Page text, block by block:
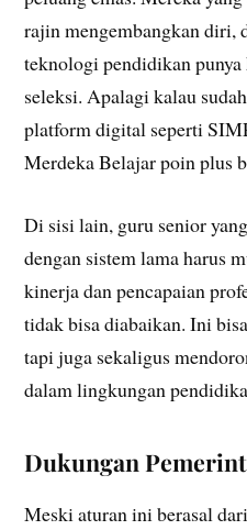
rajin mengembangkan diri,
teknologi pendidikan
seleksi. Apalagi kalau
platform digital seperti
Merdeka Belajar poin plus
Di sisi lain, guru senior
dengan sistem lama harus
kinerja dan pencapaian
tidak bisa diabaikan. Ini
tapi juga sekaligus
dalam lingkungan
Dukungan
Meski aturan ini berasal